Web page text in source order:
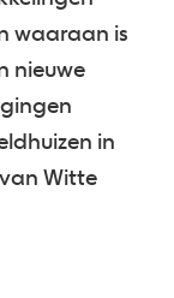
waaraan is
nieuwe
in
Witte